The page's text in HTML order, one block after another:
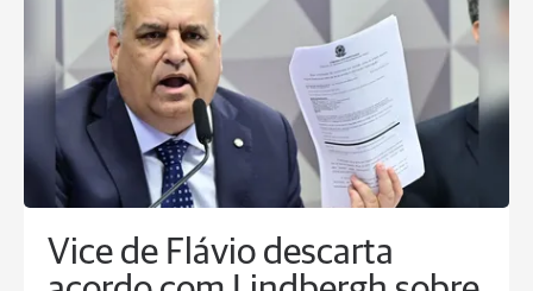
Vice de Flávio descarta